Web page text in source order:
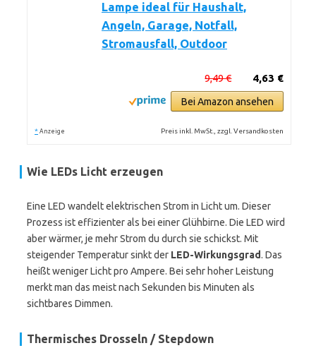
Lampe ideal für Haushalt,
Angeln, Garage, Notfall,
Stromausfall, Outdoor
4,63 €
9,49 €
Bei Amazon ansehen
* Anzeige Preis inkl. MwSt., zzgl. Versandkosten
Wie LEDs Licht erzeugen
Eine LED wandelt elektrischen Strom in Licht um. Dieser
Prozess ist effizienter als bei einer Glühbirne. Die LED wird
aber wärmer, je mehr Strom du durch sie schickst. Mit
steigender Temperatur sinkt der LED-Wirkungsgrad. Das
heißt weniger Licht pro Ampere. Bei sehr hoher Leistung
merkt man das meist nach Sekunden bis Minuten als
sichtbares Dimmen.
Thermisches Drosseln / Stepdown